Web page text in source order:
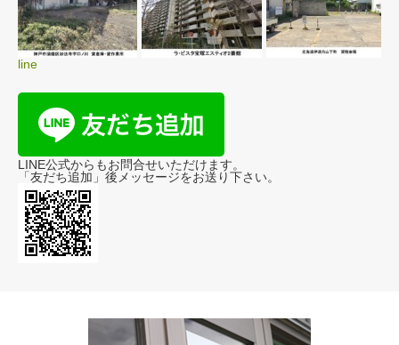
line
LINE公式からもお問合せいただけます。
「友だち追加」後メッセージをお送り下さい。